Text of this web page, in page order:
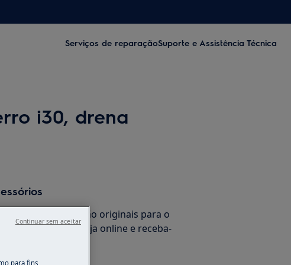
Serviços de reparaçãoSuporte e Assistência Técnica
i30, drena
peças de substituição originais para o
na nossa loja online e receba-
em sua casa.
para fins
Continuar sem aceitar